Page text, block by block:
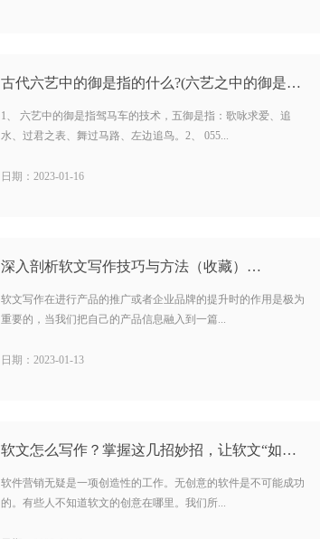
古代六艺中的御是指的什么?(六艺之中的御是什么意思) …
1、 六艺中的御是指驾马车的技术，五御是指：歌咏求爱、追
水、过君之表、舞过马路、左边追鸟。2、 055...
日期：2023-01-16
深入剖析软文写作技巧与方法（收藏）…
软文写作在进行产品的推广或者企业品牌的提升时的作用是极为
重要的，当我们把自己的产品信息融入到一篇...
日期：2023-01-13
软文怎么写作？掌握这几招妙招，让软文“如沐春风”…
软件营销无疑是一项创造性的工作。无创意的软件是不可能成功
的。有些人不知道软文的创意在哪里。我们所...